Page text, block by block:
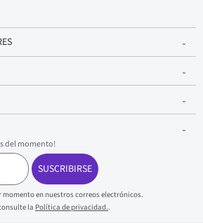
del momento!
SUSCRIBIRSE
momento en nuestros correos electrónicos.
la Política de privacidad..